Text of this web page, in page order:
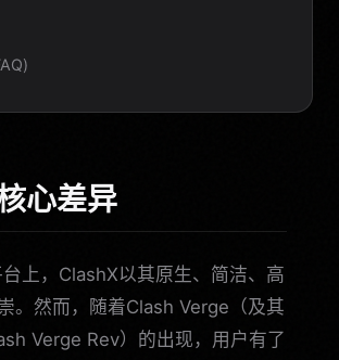
心差异
上，ClashX以其原生、简洁、高
。然而，随着Clash Verge（及其
Verge Rev）的出现，用户有了